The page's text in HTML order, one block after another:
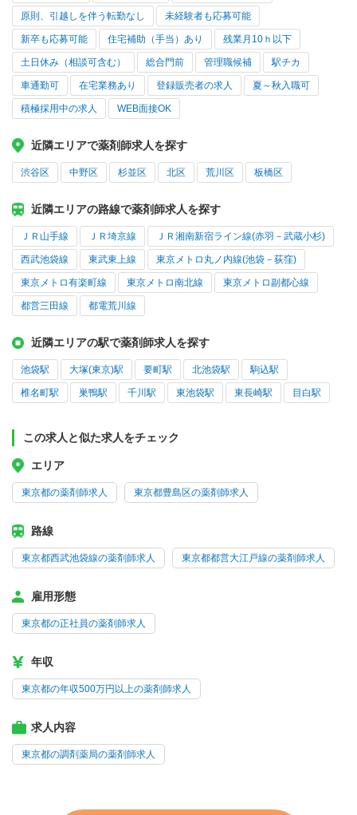
原則、引越しを伴う転勤なし 未経験者も応募可能
新卒も応募可能 住宅補助（手当）あり 残業月10ｈ以下
土日休み（相談可含む） 総合門前 管理職候補 駅チカ
車通勤可 在宅業務あり 登録販売者の求人 夏～秋入職可
積極採用中の求人 WEB面接OK
近隣エリアで薬剤師求人を探す
渋谷区 中野区 杉並区 北区 荒川区 板橋区
近隣エリアの路線で薬剤師求人を探す
ＪＲ山手線 ＪＲ埼京線 ＪＲ湘南新宿ライン線(赤羽－武蔵小杉)
西武池袋線 東武東上線 東京メトロ丸ノ内線(池袋－荻窪)
東京メトロ有楽町線 東京メトロ南北線 東京メトロ副都心線
都営三田線 都電荒川線
近隣エリアの駅で薬剤師求人を探す
池袋駅 大塚(東京)駅 要町駅 北池袋駅 駒込駅
椎名町駅 巣鴨駅 千川駅 東池袋駅 東長崎駅 目白駅
この求人と似た求人をチェック
エリア
東京都の薬剤師求人 東京都豊島区の薬剤師求人
路線
東京都西武池袋線の薬剤師求人 東京都都営大江戸線の薬剤師求人
雇用形態
東京都の正社員の薬剤師求人
年収
東京都の年収500万円以上の薬剤師求人
求人内容
東京都の調剤薬局の薬剤師求人